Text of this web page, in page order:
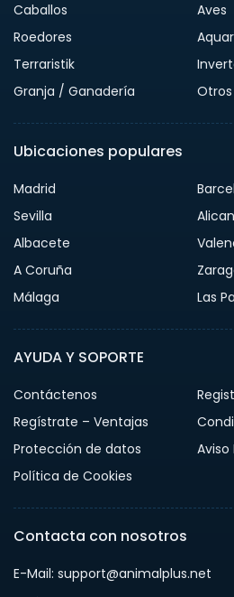
Caballos
Aves
Roedores
Terraristik
Granja / Ganadería
Ubicaciones populares
Madrid
Sevilla
Albacete
A Coruña
Málaga
Las
AYUDA Y SOPORTE
Contáctenos
Regístrate – Ventajas
Protección de datos
Aviso
Política de Cookies
Contacta con nosotros
E-Mail: support@animalplus.net